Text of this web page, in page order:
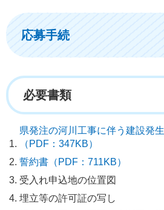
応募手続
必要書類
県発注の河川工事に伴う建設発
（PDF：347KB）
誓約書（PDF：711KB）
受入れ申込地の位置図
埋立等の許可証の写し